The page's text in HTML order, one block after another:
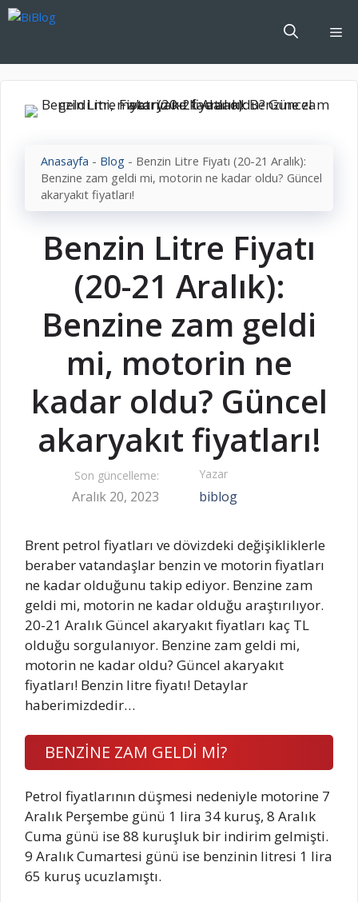
İçeriğe
Anasayfa - Blog - Benzin Litre Fiyatı (20-21 Aralık):
Benzine zam geldi mi, motorin ne kadar oldu? Güncel
akaryakıt fiyatları!
Benzin Litre Fiyatı
(20-21 Aralık):
Benzine zam geldi
mi, motorin ne
kadar oldu? Güncel
akaryakıt fiyatları!
Son güncelleme:
Aralık 20, 2023
Yazar
biblog
Brent petrol fiyatları ve dövizdeki değişikliklerle
beraber vatandaşlar benzin ve motorin fiyatları
ne kadar olduğunu takip ediyor. Benzine zam
geldi mi, motorin ne kadar olduğu araştırılıyor.
20-21 Aralık Güncel akaryakıt fiyatları kaç TL
olduğu sorgulanıyor. Benzine zam geldi mi,
motorin ne kadar oldu? Güncel akaryakıt
fiyatları! Benzin litre fiyatı! Detaylar
haberimizdedir…
BENZİNE ZAM GELDİ Mİ?
Petrol fiyatlarının düşmesi nedeniyle motorine 7
Aralık Perşembe günü 1 lira 34 kuruş, 8 Aralık
Cuma günü ise 88 kuruşluk bir indirim gelmişti.
9 Aralık Cumartesi günü ise benzinin litresi 1 lira
65 kuruş ucuzlamıştı.